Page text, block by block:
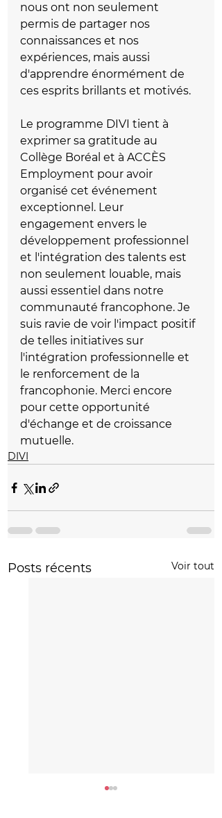
nous ont non seulement
permis de partager nos
connaissances et nos
expériences, mais aussi
d'apprendre énormément de
ces esprits brillants et motivés.
Le programme DIVI tient à
exprimer sa gratitude au
Collège Boréal et à ACCÈS
Employment pour avoir
organisé cet événement
exceptionnel. Leur
engagement envers le
développement professionnel
et l'intégration des talents est
non seulement louable, mais
aussi essentiel dans notre
communauté francophone. Je
suis ravie de voir l'impact positif
de telles initiatives sur
l'intégration professionnelle et
le renforcement de la
francophonie. Merci encore
pour cette opportunité
d'échange et de croissance
mutuelle.
DIVI
Posts récents Voir tout